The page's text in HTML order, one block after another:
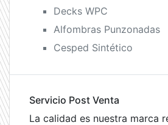
Decks WPC
Alfombras Punzonadas
Cesped Sintético
Servicio Post Venta
La calidad es nuestra marca